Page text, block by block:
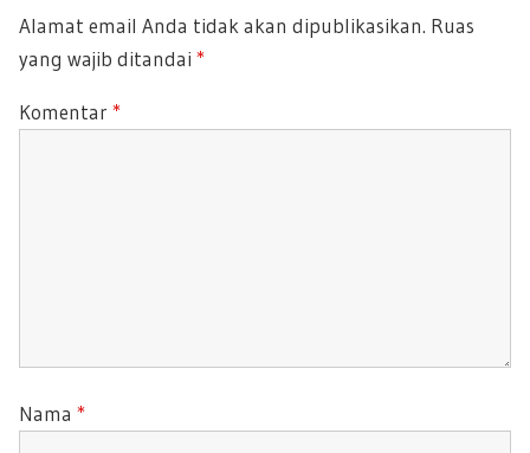
P
O
T
O
S
:
Alamat email Anda tidak akan dipublikasikan. Ruas
yang wajib ditandai *
Komentar *
Nama *